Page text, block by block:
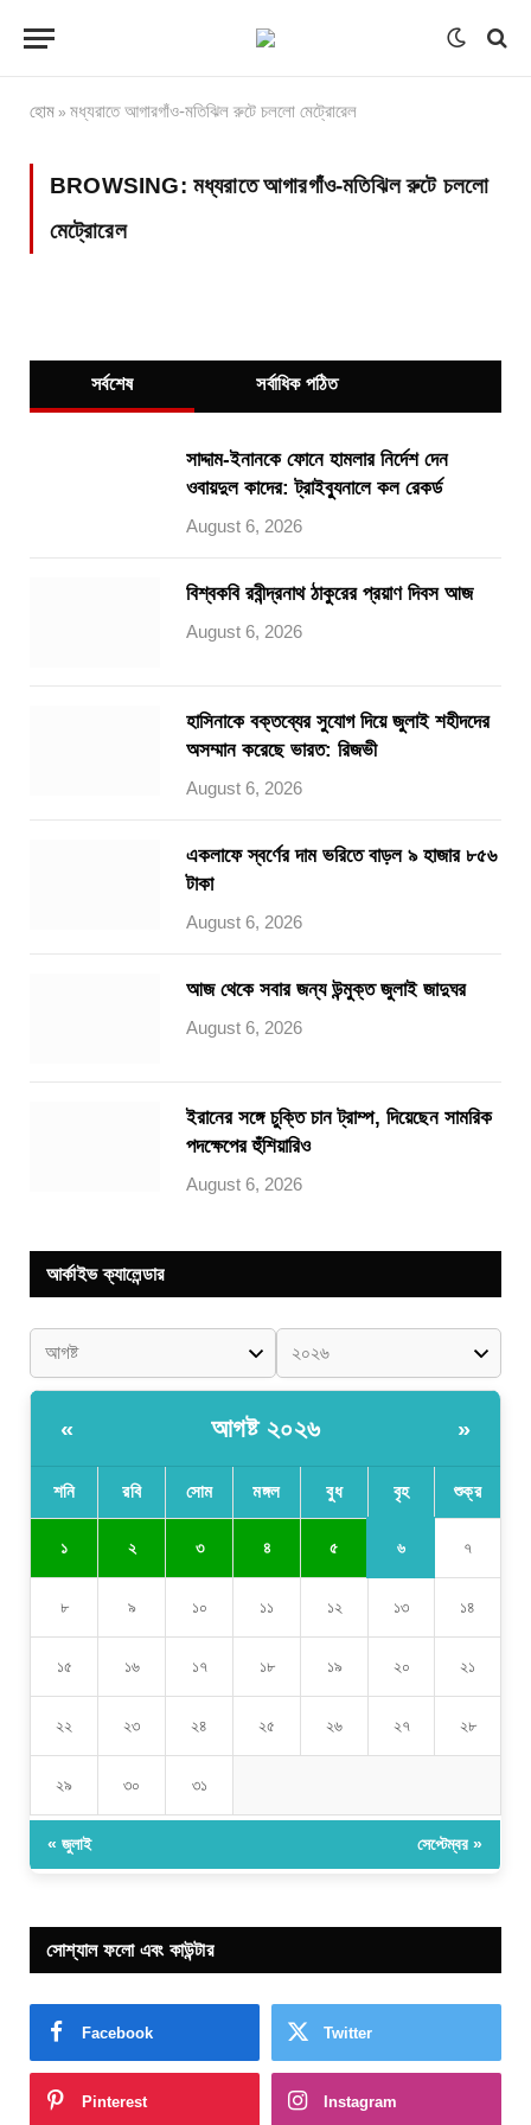
হোম » মধ্যরাতে আগারগাঁও-মতিঝিল রুটে চললো মেট্রোরেল
BROWSING: মধ্যরাতে আগারগাঁও-মতিঝিল রুটে চললো
মেট্রোরেল
সর্বশেষ সর্বাধিক পঠিত
সাদ্দাম-ইনানকে ফোনে হামলার নির্দেশ দেন
ওবায়দুল কাদের: ট্রাইব্যুনালে কল রেকর্ড
August 6, 2026
বিশ্বকবি রবীন্দ্রনাথ ঠাকুরের প্রয়াণ দিবস আজ
August 6, 2026
হাসিনাকে বক্তব্যের সুযোগ দিয়ে জুলাই শহীদদের
অসম্মান করেছে ভারত: রিজভী
August 6, 2026
একলাফে স্বর্ণের দাম ভরিতে বাড়ল ৯ হাজার ৮৫৬
টাকা
August 6, 2026
আজ থেকে সবার জন্য উন্মুক্ত জুলাই জাদুঘর
August 6, 2026
ইরানের সঙ্গে চুক্তি চান ট্রাম্প, দিয়েছেন সামরিক
পদক্ষেপের হুঁশিয়ারিও
August 6, 2026
আর্কাইভ ক্যালেন্ডার
« আগষ্ট ২০২৬ »
শনি রবি সোম মঙ্গল বুধ বৃহ শুক্র
১ ২ ৩ ৪ ৫ ৬ ৭
৮ ৯ ১০ ১১ ১২ ১৩ ১৪
১৫ ১৬ ১৭ ১৮ ১৯ ২০ ২১
২২ ২৩ ২৪ ২৫ ২৬ ২৭ ২৮
২৯ ৩০ ৩১
« জুলাই সেপ্টেম্বর »
সোশ্যাল ফলো এবং কাউন্টার
Facebook Twitter
Pinterest Instagram